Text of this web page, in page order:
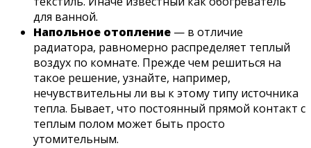
для ванной.
Напольное отопление — в отличие
радиатора, равномерно распределяет теплый
воздух по комнате. Прежде чем решиться на
такое решение, узнайте, например,
нечувствительны ли вы к этому типу источника
тепла. Бывает, что постоянный прямой контакт с
теплым полом может быть просто
утомительным.